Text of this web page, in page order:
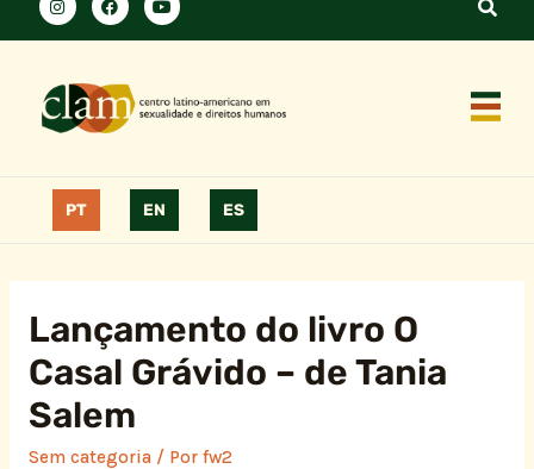
PT EN ES
Lançamento do livro O
Casal Grávido – de Tania
Salem
Sem categoria/ Por fw2